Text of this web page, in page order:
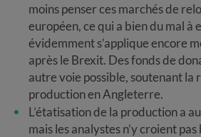
moins penser ces marchés de
européen, ce qui a bien du mal à
évidemment s’applique encore
après le Brexit. Des fonds de
autre voie possible, soutenant la
production en Angleterre.
L’étatisation de la production a
mais les analystes n’y croient